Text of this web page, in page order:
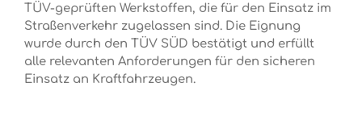
TÜV-geprüften Werkstoffen, die für den Einsatz im
Straßenverkehr zugelassen sind. Die Eignung
wurde durch den TÜV SÜD bestätigt und erfüllt
alle relevanten Anforderungen für den sicheren
Einsatz an Kraftfahrzeugen.